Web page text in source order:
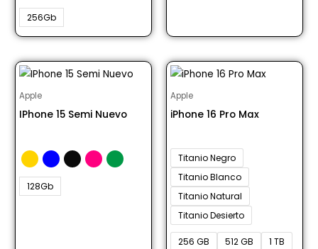
256Gb
Apple
IPhone 15 Semi Nuevo
128Gb
Apple
iPhone 16 Pro Max
Titanio Negro
Titanio Blanco
Titanio Natural
Titanio Desierto
256 GB 512 GB 1 TB